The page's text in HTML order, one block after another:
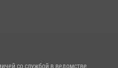
со службой в ведомстве